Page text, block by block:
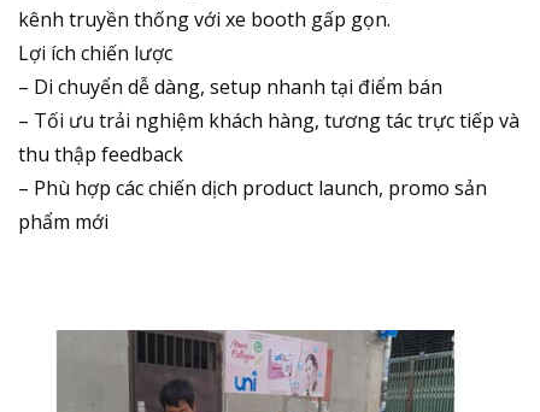
kênh truyền thống với xe booth gấp gọn.
Lợi ích chiến lược
– Di chuyển dễ dàng, setup nhanh tại điểm bán
– Tối ưu trải nghiệm khách hàng, tương tác trực tiếp và
thu thập feedback
– Phù hợp các chiến dịch product launch, promo sản
phẩm mới